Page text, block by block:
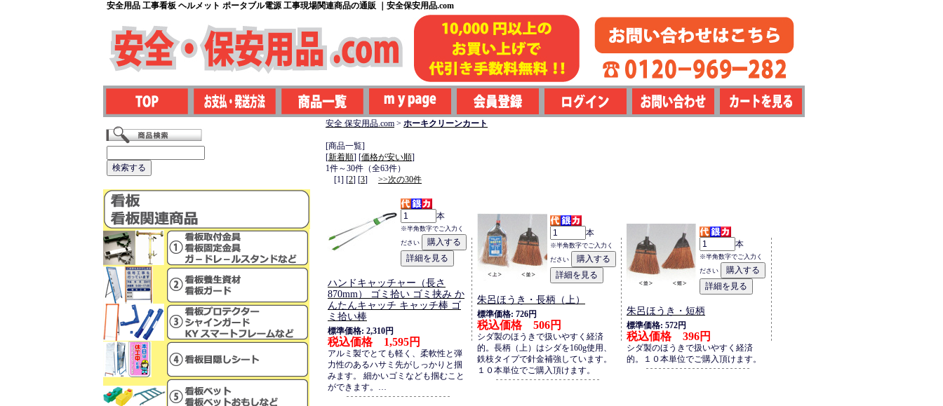
安全用品 工事看板 ヘルメット ポータブル電源 工事現場関連商品の通販 ｜安全保安用品.com
安全 保安用品.com > ホーキクリーンカート
[商品一覧]
[新着順] [価格が安い順]
1件～30件（全63件）
[1] [2] [3] >>次の30件
本
※半角数字でご入力く
ださい
ハンドキャッチャー（長さ
870mm） ゴミ拾い ゴミ挟み か
んたんキャッチ キャッチ棒 ゴ
ミ拾い棒
標準価格: 2,310円
税込価格 1,595円
アルミ製でとても軽く、柔軟性と弾
力性のあるハサミ先がしっかりと掴
みます。 細かいゴミなども掴むこと
ができます。…
本
※半角数字でご入力く
ださい
朱呂ほうき・長柄（上）
標準価格: 726円
税込価格 506円
シダ製のほうきで扱いやすく経済
的。長柄（上）はシダを160g使用、
鉄枝タイプで針金補強しています。
１０本単位でご購入頂けます。
本
※半角数字でご入力く
ださい
朱呂ほうき・短柄
標準価格: 572円
税込価格 396円
シダ製のほうきで扱いやすく経済
的。１０本単位でご購入頂けます。